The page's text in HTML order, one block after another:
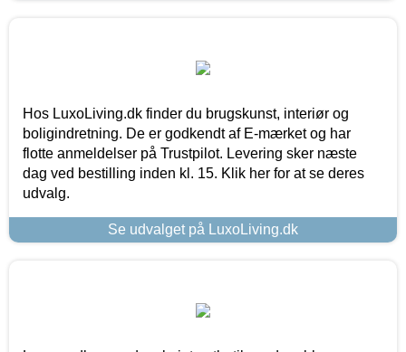
Hos LuxoLiving.dk finder du brugskunst, interiør og
boligindretning. De er godkendt af E-mærket og har
flotte anmeldelser på Trustpilot. Levering sker næste
dag ved bestilling inden kl. 15. Klik her for at se deres
udvalg.
Se udvalget på LuxoLiving.dk